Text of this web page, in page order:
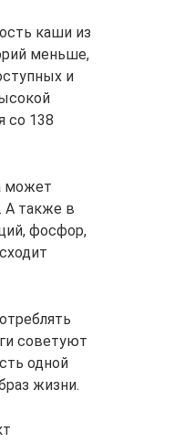
каши из
меньше,
и
со 138
может
А также в
фосфор,
советуют
одной
жизни.